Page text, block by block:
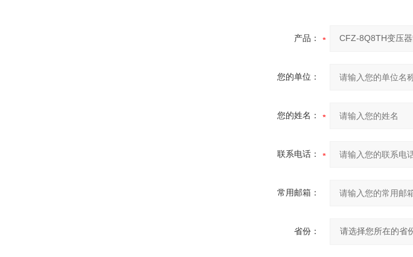
产品：
您的单位：
您的姓名：
联系电话：
常用邮箱：
省份：